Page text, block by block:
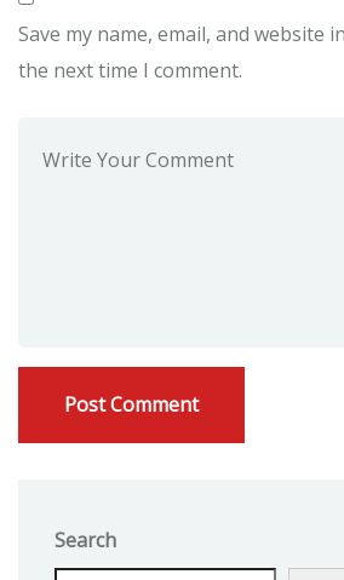
Save my name, email, and website
the next time I comment.
Search